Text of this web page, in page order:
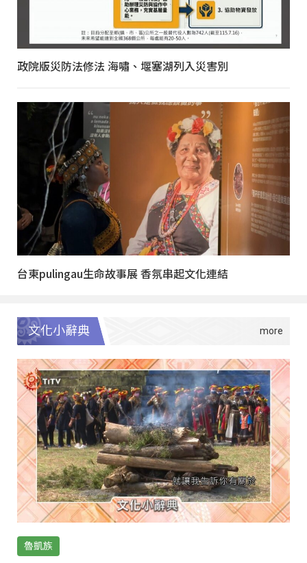
政院版災防法修法 海嘯、堰塞湖列入災害別
台東pulingau生命故事展 香氛串起文化連結
文化小辭典
魯凱族